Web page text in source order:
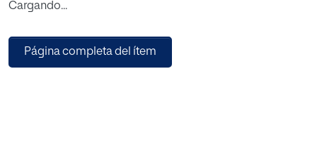
desde el 1901 hasta 1925.Esto supone el análisis de
folletos y conferencias. Partiendo de este procedimiento,
hemos identificado que las dificultades de las madres del
Cargando...
Página completa del ítem